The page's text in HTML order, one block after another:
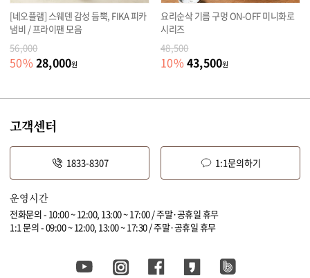
[네오플램] 스웨덴 감성 듬뿍, FIKA 피카
냄비 / 프라이팬 모음
56,000
50% 28,000원
요리순삭 기름 구멍 ON-OFF 미니화로
시리즈
48,500
10% 43,500원
고객센터
1833-8307 1:1문의하기
운영시간
전화문의 - 10:00 ~ 12:00, 13:00 ~ 17:00 / 주말·공휴일 휴무
1:1 문의 - 09:00 ~ 12:00, 13:00 ~ 17:30 / 주말·공휴일 휴무